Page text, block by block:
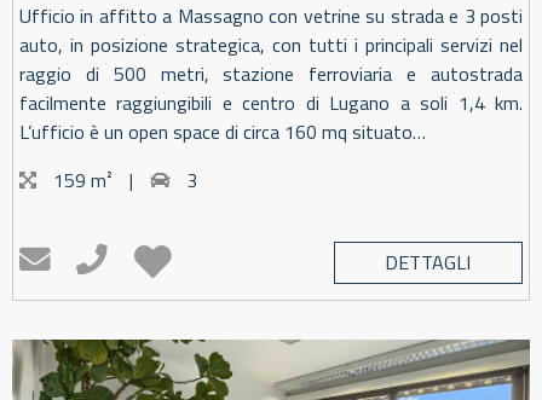
Ufficio in affitto a Massagno con vetrine su strada e 3 posti
auto, in posizione strategica, con tutti i principali servizi nel
raggio di 500 metri, stazione ferroviaria e autostrada
facilmente raggiungibili e centro di Lugano a soli 1,4 km.
L’ufficio è un open space di circa 160 mq situato…
159 m²
| 3
DETTAGLI